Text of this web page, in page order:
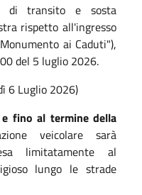
transito e sosta
rispetto all'ingresso
ai Caduti"),
del 5 luglio 2026.
6 Luglio 2026)
fino al termine della
veicolare sarà
limitatamente al
lungo le strade